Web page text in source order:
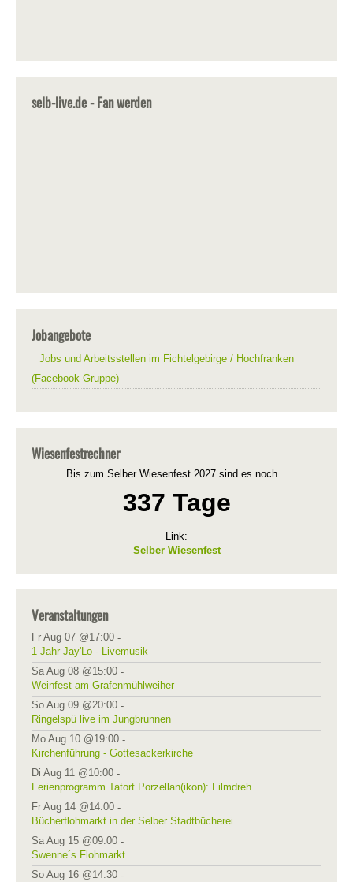
selb-live.de - Fan werden
Jobangebote
Jobs und Arbeitsstellen im Fichtelgebirge / Hochfranken
(Facebook-Gruppe)
Wiesenfestrechner
Bis zum Selber Wiesenfest 2027 sind es noch...
337 Tage
Link:
Selber Wiesenfest
Veranstaltungen
Fr Aug 07 @17:00 -
1 Jahr Jay'Lo - Livemusik
Sa Aug 08 @15:00 -
Weinfest am Grafenmühlweiher
So Aug 09 @20:00 -
Ringelspü live im Jungbrunnen
Mo Aug 10 @19:00 -
Kirchenführung - Gottesackerkirche
Di Aug 11 @10:00 -
Ferienprogramm Tatort Porzellan(ikon): Filmdreh
Fr Aug 14 @14:00 -
Bücherflohmarkt in der Selber Stadtbücherei
Sa Aug 15 @09:00 -
Swenne´s Flohmarkt
So Aug 16 @14:30 -